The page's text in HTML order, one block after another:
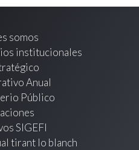
somos
institucionales
Anual
Público
SIGEFI
tirant lo blanch